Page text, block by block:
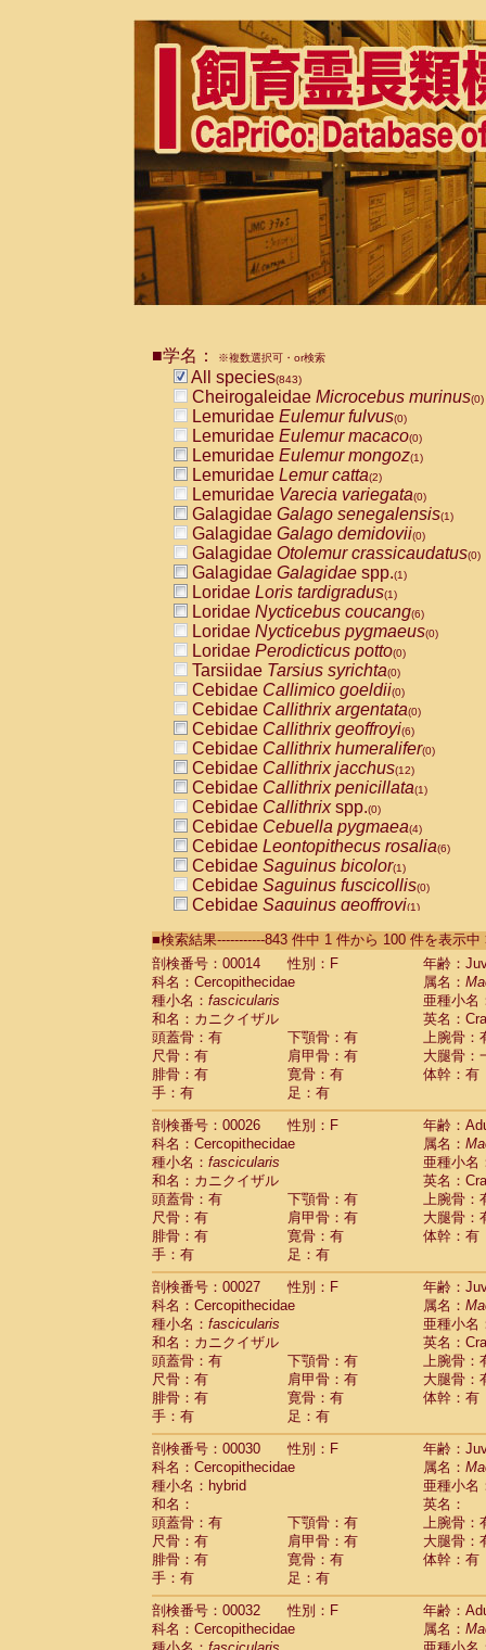
■学名： ※複数選択可・or検索
All species(843)
Cheirogaleidae Microcebus murinus(0)
Lemuridae Eulemur fulvus(0)
Lemuridae Eulemur macaco(0)
Lemuridae Eulemur mongoz(1)
Lemuridae Lemur catta(2)
Lemuridae Varecia variegata(0)
Galagidae Galago senegalensis(1)
Galagidae Galago demidovii(0)
Galagidae Otolemur crassicaudatus(0)
Galagidae Galagidae spp.(1)
Loridae Loris tardigradus(1)
Loridae Nycticebus coucang(6)
Loridae Nycticebus pygmaeus(0)
Loridae Perodicticus potto(0)
Tarsiidae Tarsius syrichta(0)
Cebidae Callimico goeldii(0)
Cebidae Callithrix argentata(0)
Cebidae Callithrix geoffroyi(6)
Cebidae Callithrix humeralifer(0)
Cebidae Callithrix jacchus(12)
Cebidae Callithrix penicillata(1)
Cebidae Callithrixspp.(0)
Cebidae Cebuella pygmaea(4)
Cebidae Leontopithecus rosalia(6)
Cebidae Saguinus bicolor(1)
Cebidae Saguinus fuscicollis(0)
Cebidae Saguinus geoffroyi(1)
CebidaeSaguinus labiatus(0)
Cebidae Saguinus leucopus (2)
CebidaeSaguinus midas
CebidaeSaguinus mystax
CebidaeSaguinus nigricollis (22)
Cebidae Saguinus oedipus
Cebidae Saguinus weddelli
Cebidae Saguinusspp.
Cebidae Aotus trivirgatus
Cebidae Cebus albifrons
CebidaeCebus apella
CebidaeCebus capucinus
CebidaeCebus nigrivittatus
Cebidae Cebusspp.(0)
Cebidae Saimiri boliviensis
Cebidae Saimiri sciureus
Atelidae Alouatta caraya
AtelidaeAlouatta fusca
Atelidae Alouatta seniculus
AtelidaeAlouatta
AtelidaeAteles belzebuth
Atelidae Ateles geoffroyi
Atelidae Ateles paniscus
Atelidae Atelesspp.
Atelidae Lagothrix lagothricha
AtelidaeLagothrix lagothricha cana(0)
Pitheciidae
Cacajao calvus
PitheciidaeCallicebus cupreus(2)
Pitheciidae Callicebus donacophilus(0)
Pitheciidae Callicebus moloch(0)
Pitheciidae Callicebus torquatus(0)
Pitheciidae Callicebus
Pitheciidae Chiropotes satanas
Pitheciidae Pithecia monachus
Pitheciidae Pithecia pithecia (0)
Cercopithecidae Cercocebus agilis (0)
■検索結果-----------843 件中 1 件から 100 件を表示
剖検番号：00014
性別：F
年齢：
科名：Cercopithecidae
属名：
種小名： fascicularis
亜種小名
和名：カニクイザル
英名：
頭蓋骨：有
下顎骨：有
上腕骨：
尺骨：有
肩甲骨：有
大腿骨：
腓骨：有
寛骨：有
体幹：有
手：有
足：有
剖検番号：00026
性別：F
年齢：
科名：Cercopithecidae
属名：
種小名： fascicularis
亜種小名
和名：カニクイザル
英名：
頭蓋骨：有
下顎骨：有
上腕骨：
尺骨：有
肩甲骨：有
大腿骨：
腓骨：有
寛骨：有
体幹：有
手：有
足：有
剖検番号：00027
性別：F
年齢：
科名：Cercopithecidae
属名：
種小名： fascicularis
亜種小名
和名：カニクイザル
英名：
頭蓋骨：有
下顎骨：有
上腕骨：
尺骨：有
肩甲骨：有
大腿骨：
腓骨：有
寛骨：有
体幹：有
手：有
足：有
剖検番号：00030
性別：F
年齢：
科名：Cercopithecidae
属名：
種小名：hybrid
亜種小名
和名：
英名：
頭蓋骨：有
下顎骨：有
上腕骨：
尺骨：有
肩甲骨：有
大腿骨：
腓骨：有
寛骨：有
体幹：有
手：有
足：有
剖検番号：00032
性別：F
年齢：
科名：Cercopithecidae
属名：